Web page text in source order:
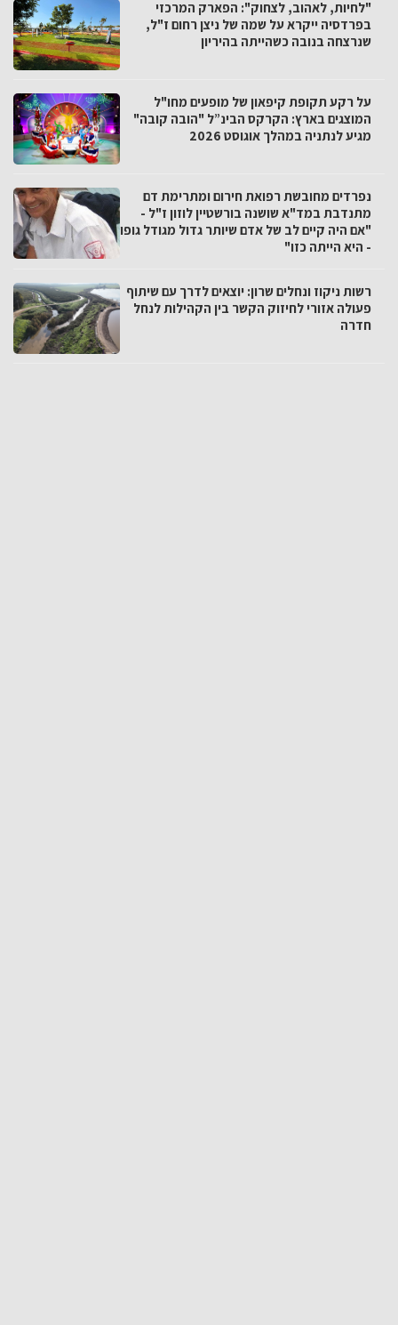
"לחיות, לאהוב, לצחוק": הפארק המרכזי
בפרדסיה ייקרא על שמה של ניצן רחום ז"ל,
שנרצחה בנובה כשהייתה בהיריון
על רקע תקופת קיפאון של מופעים מחו"ל
המוצגים בארץ: הקרקס הבינ”ל "הובה קובה"
מגיע לנתניה במהלך אוגוסט 2026
נפרדים מחובשת רפואת חירום ומתרימת דם
מתנדבת במד"א שושנה בורשטיין לוזון ז"ל -
"אם היה קיים לב של אדם שיותר גדול מגודל גופו
- היא הייתה כזו"
רשות ניקוז ונחלים שרון: יוצאים לדרך עם שיתוף
פעולה אזורי לחיזוק הקשר בין הקהילות לנחל
חדרה